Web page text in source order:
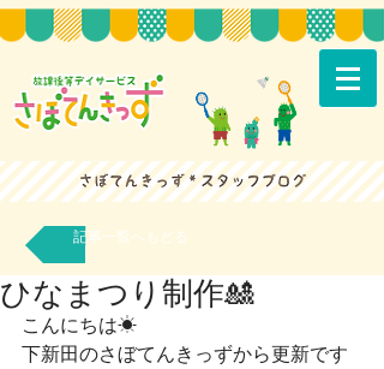
記事一覧へもどる
ひなまつり制作🎎
こんにちは☀
下新田のさぼてんきっずから更新です